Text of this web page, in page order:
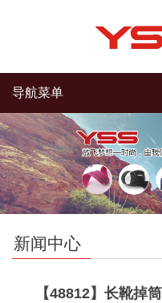
导航菜单
新闻中心
【48812】长靴掉